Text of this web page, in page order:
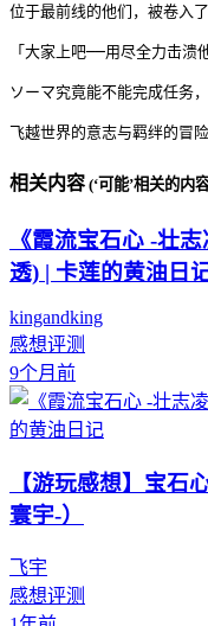
位于最前线的他们，被卷入
「大家上吧──用尽全力击溃
ソーマ究竟能不能完成任务
飞越世界的意志与羁绊的冒
相关内容 (‘可能’相关的内
《霞流宝石心 -壮
透) | 卡莲的黄油日
kingandking
感想评测
9个月前
【游玩感想】宝石
寰宇-）
飞宇
感想评测